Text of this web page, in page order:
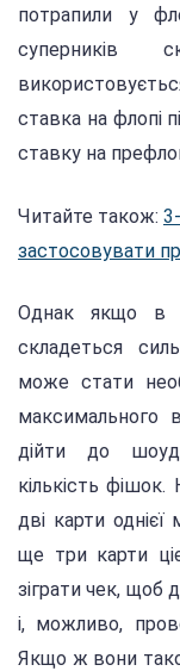
потрапили у
суперників
ставка на флопі
ставку на
Читайте також:
застосовувати
Однак якщо в
складеться
може стати
максимального
дійти до
кількість
дві карти
ще три карти
зіграти чек, щоб
і, можливо,
Якщо ж вони